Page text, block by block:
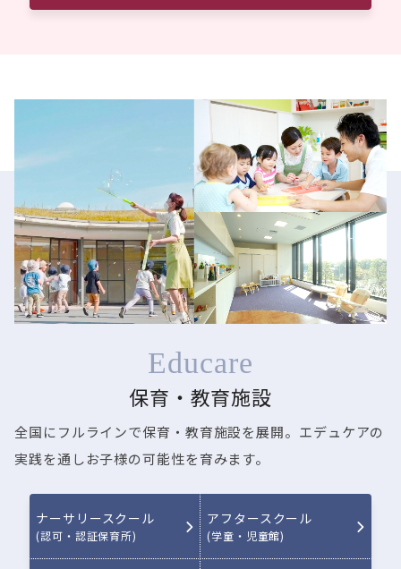
Educare
保育・教育施設
全国にフルラインで保育・教育施設を展開。エデュケアの
実践を通しお子様の可能性を育みます。
ナーサリースクール
(認可・認証保育所)
アフタースクール
(学童・児童館)